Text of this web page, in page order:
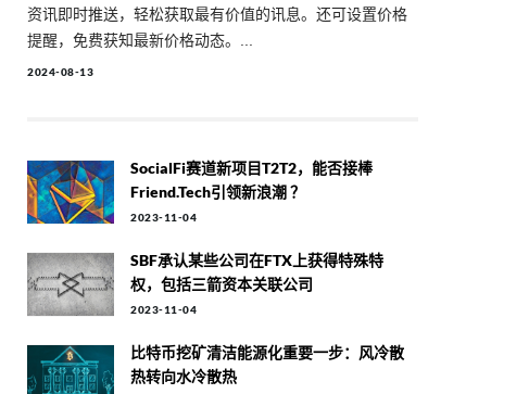
资讯即时推送，轻松获取最有价值的讯息。还可设置价格
提醒，免费获知最新价格动态。...
2024-08-13
SocialFi赛道新项目T2T2，能否接棒
Friend.tech引领新浪潮 ？
2023-11-04
SBF承认某些公司在FTX上获得特殊特
权，包括三箭资本关联公司
2023-11-04
比特币挖矿清洁能源化重要一步：风冷散
热转向水冷散热